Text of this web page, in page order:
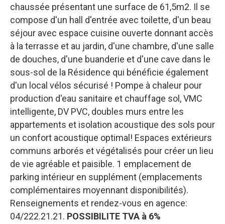
chaussée présentant une surface de 61,5m2. Il se
compose d'un hall d'entrée avec toilette, d'un beau
séjour avec espace cuisine ouverte donnant accès
à la terrasse et au jardin, d'une chambre, d'une salle
de douches, d'une buanderie et d'une cave dans le
sous-sol de la Résidence qui bénéficie également
d'un local vélos sécurisé ! Pompe à chaleur pour
production d'eau sanitaire et chauffage sol, VMC
intelligente, DV PVC, doubles murs entre les
appartements et isolation acoustique des sols pour
un confort acoustique optimal! Espaces extérieurs
communs arborés et végétalisés pour créer un lieu
de vie agréable et paisible. 1 emplacement de
parking intérieur en supplément (emplacements
complémentaires moyennant disponibilités).
Renseignements et rendez-vous en agence:
04/222.21.21. POSSIBILITE TVA à 6%